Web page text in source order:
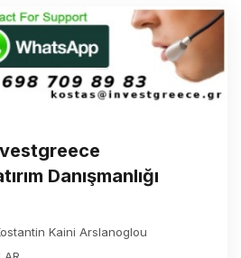
Danışmanlığı
Kaini Arslanoglou